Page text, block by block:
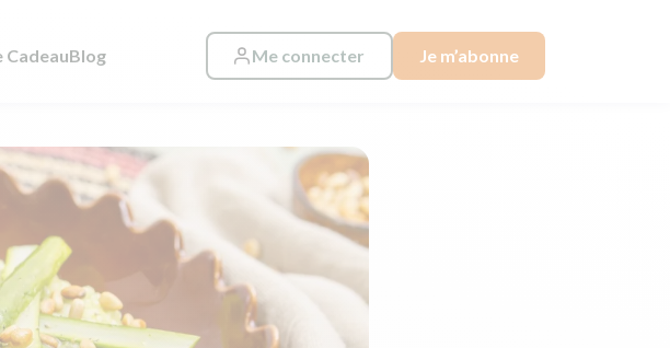
CadeauBlog Me connecter Je m’abonne